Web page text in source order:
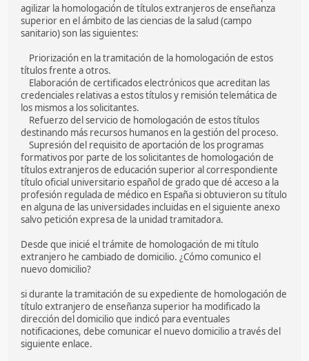
agilizar la homologación de títulos extranjeros de enseñanza
superior en el ámbito de las ciencias de la salud (campo
sanitario) son las siguientes:
Priorización en la tramitación de la homologación de estos
títulos frente a otros.
Elaboración de certificados electrónicos que acreditan las
credenciales relativas a estos títulos y remisión telemática de
los mismos a los solicitantes.
Refuerzo del servicio de homologación de estos títulos
destinando más recursos humanos en la gestión del proceso.
Supresión del requisito de aportación de los programas
formativos por parte de los solicitantes de homologación de
títulos extranjeros de educación superior al correspondiente
título oficial universitario español de grado que dé acceso a la
profesión regulada de médico en España si obtuvieron su título
en alguna de las universidades incluidas en el siguiente anexo
salvo petición expresa de la unidad tramitadora.
Desde que inicié el trámite de homologación de mi título
extranjero he cambiado de domicilio. ¿Cómo comunico el
nuevo domicilio?
si durante la tramitación de su expediente de homologación de
título extranjero de enseñanza superior ha modificado la
dirección del domicilio que indicó para eventuales
notificaciones, debe comunicar el nuevo domicilio a través del
siguiente enlace.